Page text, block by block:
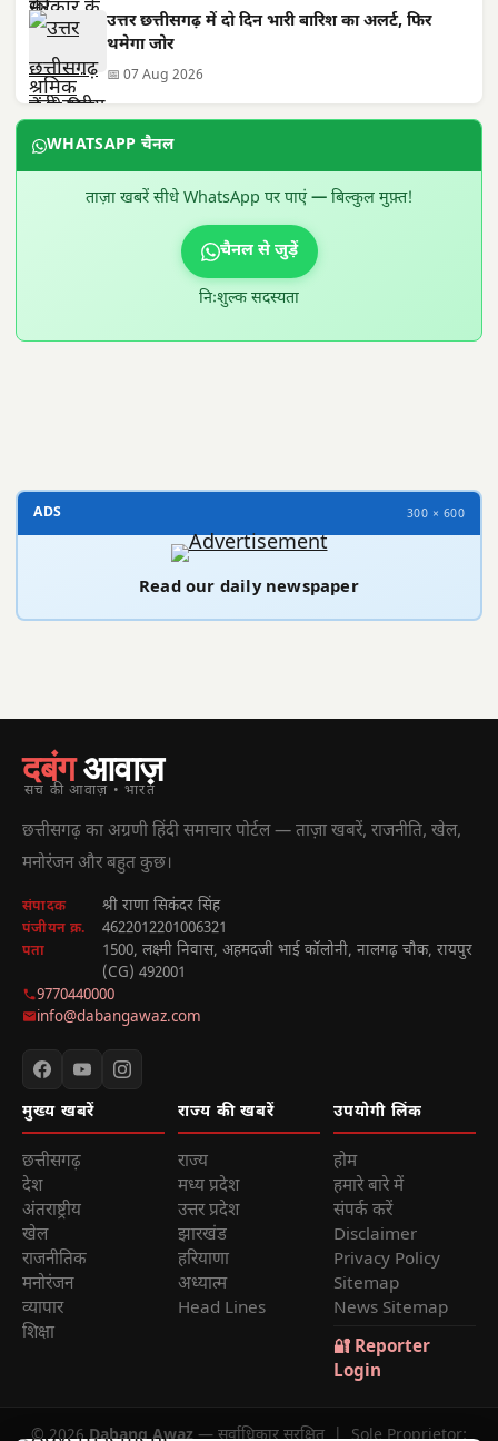
उत्तर छत्तीसगढ़ में दो दिन भारी बारिश का अलर्ट, फिर
थमेगा जोर
📅 07 Aug 2026
WHATSAPP चैनल
ताज़ा खबरें सीधे WhatsApp पर पाएं — बिल्कुल मुफ़्त!
चैनल से जुड़ें
निःशुल्क सदस्यता
ADS 300 × 600
Read our daily newspaper
दबंगआवाज़
सच की आवाज़ • भारत
छत्तीसगढ़ का अग्रणी हिंदी समाचार पोर्टल — ताज़ा खबरें, राजनीति, खेल,
मनोरंजन और बहुत कुछ।
संपादक श्री राणा सिकंदर सिंह
पंजीयन क्र. 4622012201006321
पता
1500, लक्ष्मी निवास, अहमदजी भाई कॉलोनी, नालगढ़ चौक, रायपुर
(CG) 492001
9770440000
info@dabangawaz.com
मुख्य खबरें
छत्तीसगढ़
देश
अंतराष्ट्रीय
खेल
राजनीतिक
मनोरंजन
व्यापार
शिक्षा
राज्य की खबरें
राज्य
मध्य प्रदेश
उत्तर प्रदेश
झारखंड
हरियाणा
अध्यात्म
Head Lines
उपयोगी लिंक
होम
हमारे बारे में
संपर्क करें
Disclaimer
Privacy Policy
Sitemap
News Sitemap
🔐 Reporter
Login
© 2026Dabang Awaz— सर्वाधिकार सुरक्षित | Sole Proprietor: